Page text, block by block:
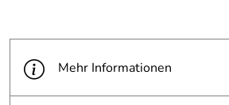
Hinweis
Produktbilder:
stellt keine
beachten Sie
Mehr Informationen